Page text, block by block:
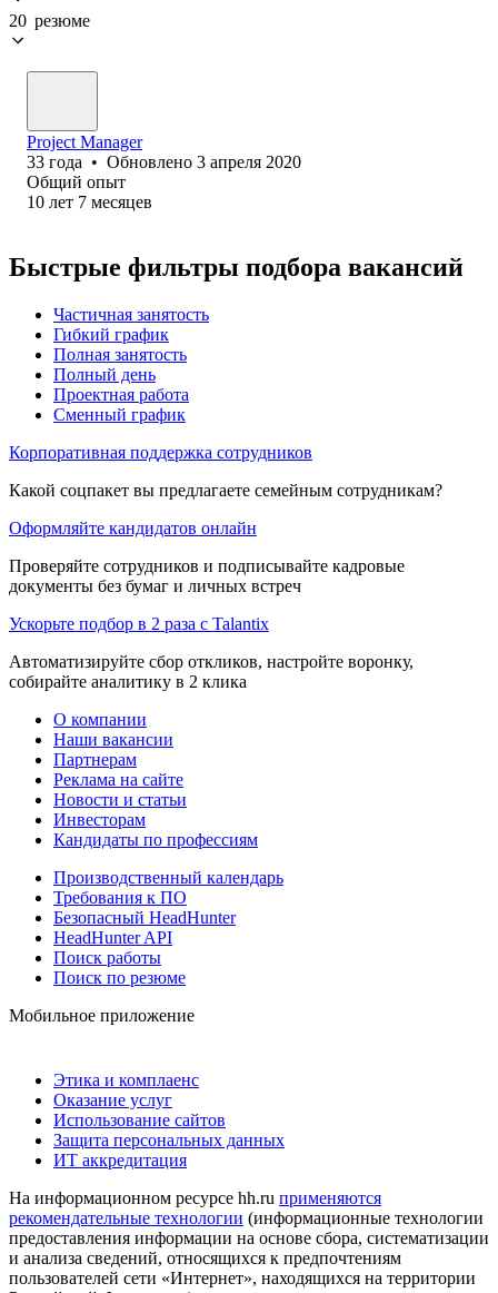
20 резюме
Project Manager
33 года • Обновлено 3 апреля 2020
Общий опыт
10 лет 7 месяцев
Быстрые фильтры подбора вакансий
Частичная занятость
Гибкий график
Полная занятость
Полный день
Проектная работа
Сменный график
Корпоративная поддержка сотрудников
Какой соцпакет вы предлагаете семейным сотрудникам?
Оформляйте кандидатов онлайн
Проверяйте сотрудников и подписывайте кадровые
документы без бумаг и личных встреч
Ускорьте подбор в 2 раза с Talantix
Автоматизируйте сбор откликов, настройте воронку,
собирайте аналитику в 2 клика
О компании
Наши вакансии
Партнерам
Реклама на сайте
Новости и статьи
Инвесторам
Кандидаты по профессиям
Производственный календарь
Требования к ПО
Безопасный HeadHunter
HeadHunter API
Поиск работы
Поиск по резюме
Мобильное приложение
Этика и комплаенс
Оказание услуг
Использование сайтов
Защита персональных данных
ИТ аккредитация
На информационном ресурсе hh.ru применяются
рекомендательные технологии (информационные технологии
предоставления информации на основе сбора, систематизации
и анализа сведений, относящихся к предпочтениям
пользователей сети «Интернет», находящихся на территории